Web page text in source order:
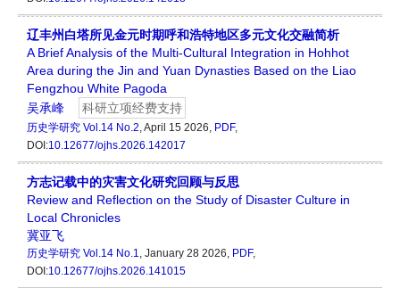
辽丰州白塔所见金元时期呼和浩特地区多元文化交融简析
A Brief Analysis of the Multi-Cultural Integration in Hohhot
Area during the Jin and Yuan Dynasties Based on the Liao
Fengzhou White Pagoda
吴承峰
科研立项经费支持
历史学研究 Vol.14 No.2, April 15 2026, PDF,
DOI:10.12677/ojhs.2026.142017
方志记载中的灾害文化研究回顾与反思
Review and Reflection on the Study of Disaster Culture in
Local Chronicles
冀亚飞
历史学研究 Vol.14 No.1, January 28 2026, PDF,
DOI:10.12677/ojhs.2026.141015